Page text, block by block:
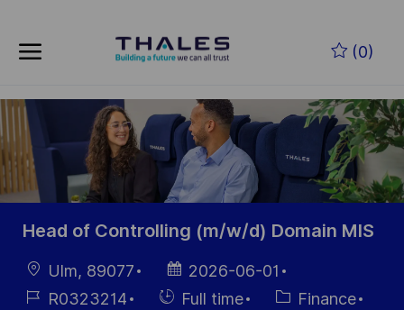
(0)
-
Head of Controlling (m/w/d) Domain MIS
Ort Ulm, 89077
Datum der
Veröffentlichung
2026-06-01
Job- R0323214 Einstellunngstyp
Full time Kategorie
Finance